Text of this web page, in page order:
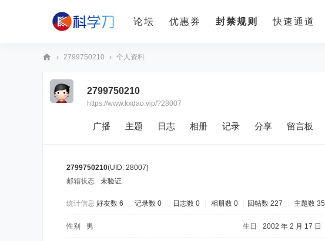
论坛 优惠券 封禁规则 快速通道
› 2799750210 › 个人资料
2799750210
https://www.kxdao.vip/?28007
广播 主题 日志 相册 记录 分享 留言板
2799750210(UID: 28007)
邮箱状态
未验证
统计信息 好友数 6 记录数 0 日志数 0 相册数 0 回帖数 227 主题数 35
性别 男 生日 2002 年 2 月 17 日